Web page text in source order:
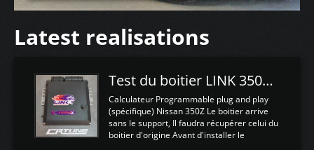
Latest realisations
Test du boitier LINK 350Z Plugin ECU
Calculateur Programmable plug and play
(spécifique) Nissan 350Z Le boitier arrive
sans le support, Il faudra récupérer celui du
boitier d'origine Avant d'installer le